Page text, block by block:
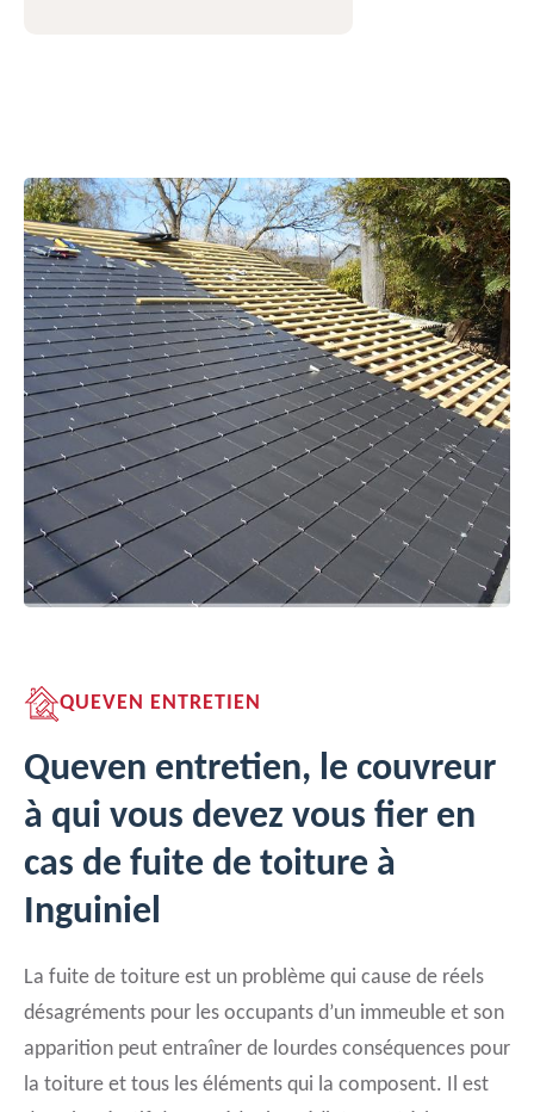
QUEVEN ENTRETIEN
Queven entretien, le couvreur
à qui vous devez vous fier en
cas de fuite de toiture à
Inguiniel
La fuite de toiture est un problème qui cause de réels
désagréments pour les occupants d’un immeuble et son
apparition peut entraîner de lourdes conséquences pour
la toiture et tous les éléments qui la composent. Il est